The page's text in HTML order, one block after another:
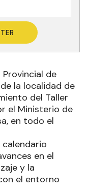
Provincial de
la localidad de
del Taller
el Ministerio de
en todo el
en el
y la
el entorno